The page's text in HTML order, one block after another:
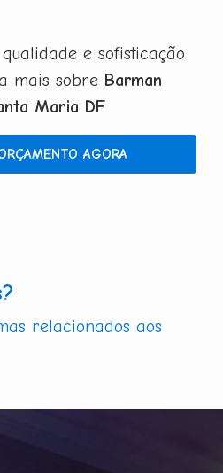
e sofisticação
mais sobre Barman
Maria DF
AGORA
relacionados aos